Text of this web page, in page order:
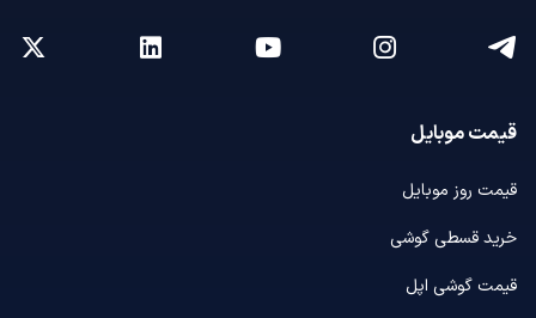
قیمت موبایل
قیمت روز موبایل
خرید قسطی گوشی
قیمت گوشی اپل